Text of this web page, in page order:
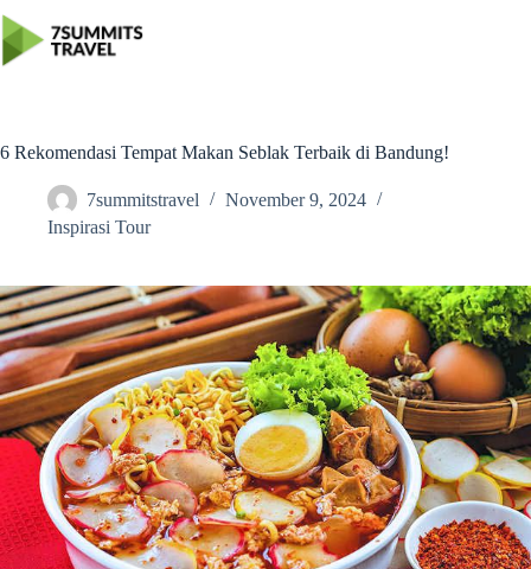
to
content
6 Rekomendasi Tempat Makan Seblak Terbaik di Bandung!
7summitstravel
November 9, 2024
Inspirasi Tour